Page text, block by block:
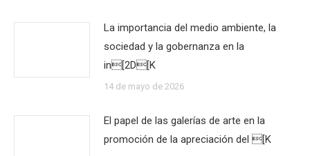
La importancia del medio ambiente, la
sociedad y la gobernanza en la
in[2D[K
14 de mayo de 2026
El papel de las galerías de arte en la
promoción de la apreciación del [K